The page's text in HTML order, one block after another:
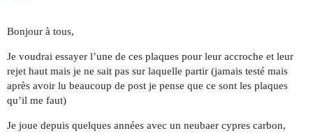
Bonjour à tous,
Je voudrai essayer l’une de ces plaques pour leur accroche et leur
rejet haut mais je ne sait pas sur laquelle partir (jamais testé mais
après avoir lu beaucoup de post je pense que ce sont les plaques
qu’il me faut)
Je joue depuis quelques années avec un neubaer cypres carbon,